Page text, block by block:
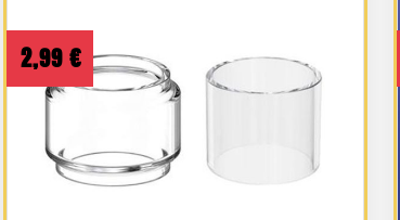
2,99 €